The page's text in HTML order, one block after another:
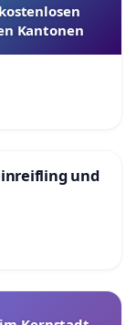
Kantonen
und